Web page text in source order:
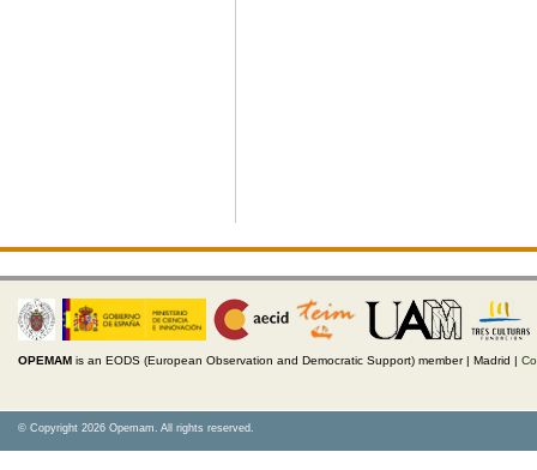
OPEMAM is an EODS (European Observation and Democratic Support) member | Madrid |
© Copyright 2026 Opemam. All rights reserved.